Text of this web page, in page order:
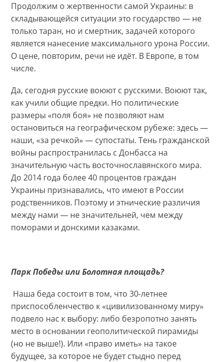
Продолжим о жертвенности самой Украины: в
складывающейся ситуации это государство — не
только таран, но и смертник, задачей которого
является нанесение максимального урона России.
О цене, повторим, речи не идёт. В Европе, в том
числе.
Да, сегодня русские воюют с русскими. Воюют так,
как учили общие предки. Но политические
размеры «поля боя» не позволяют нам
остановиться на географическом рубеже: здесь —
наши, «за речкой» — супостаты. Тень гражданской
войны распространилась с Донбасса на
значительную часть восточнославянского мира.
До 2014 года более 40 процентов граждан
Украины признавались, что имеют в России
родственников. Поэтому и этнические различия
между нами — не значительней, чем между
поморами и донскими казаками.
Парк Победы или Болотная площадь?
Наша беда состоит в том, что 30-летнее
приспособленчество к «цивилизованному миру»
подвело нас к выбору: либо безропотно занять
место в основании геополитической пирамиды
(но не выше!). Или «право иметь» на такое
будущее, за которое не будет стыдно перед